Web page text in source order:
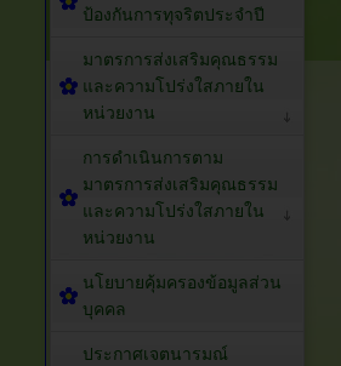
ป้องกันการทุจริตประจำปี
มาตรการส่งเสริมคุณธรรม
และความโปร่งใสภายใน
หน่วยงาน
การดำเนินการตาม
มาตรการส่งเสริมคุณธรรม
และความโปร่งใสภายใน
หน่วยงาน
นโยบายคุ้มครองข้อมูลส่วน
บุคคล
ประกาศเจตนารมณ์